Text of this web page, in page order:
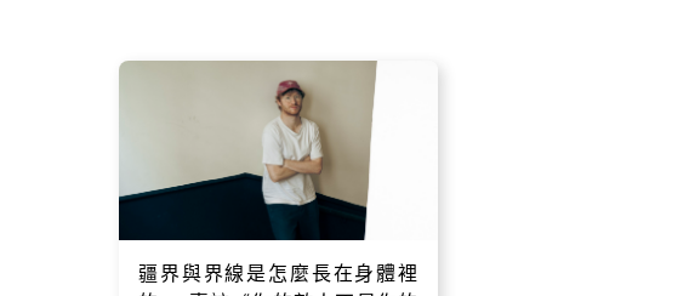
疆界與界線是怎麼長在身體裡